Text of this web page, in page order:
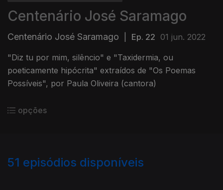
Centenário José Saramago
Centenário José Saramago Ep. 22 01 jun. 2022
"Diz tu por mim, silêncio" e "Taxidermia, ou
poeticamente hipócrita" extraídos de "Os Poemas
Possíveis", por Paula Oliveira (cantora)
opções
51 episódios disponíveis